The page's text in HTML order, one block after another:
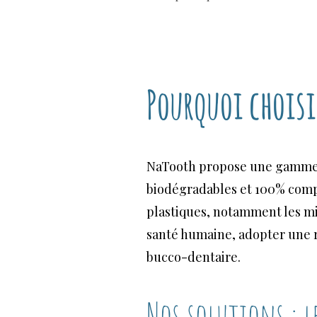
Pourquoi
NaTooth propose une
biodégradables et 100%
plastiques, notamment les
santé humaine, adopter
bucco-dentaire.